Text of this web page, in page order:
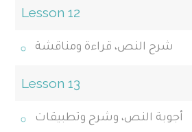
Lesson 12
شرح النص، قراءة ومناقشة
Lesson 13
أجوبة النص، وشرح وتطبيقات